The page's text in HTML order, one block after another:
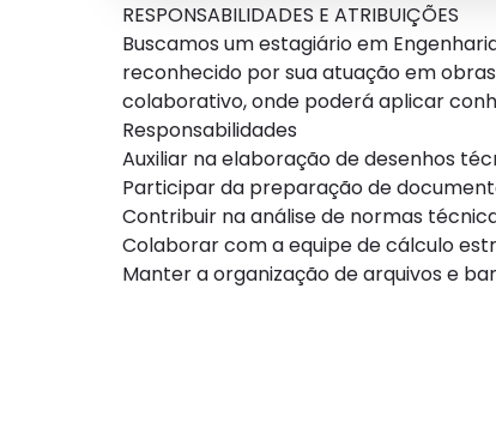
RESPONSABILIDADES E ATRIBUIÇÕES
Buscamos um estagiário em
reconhecido por sua atuação em
colaborativo, onde poderá aplicar
Responsabilidades
Auxiliar na elaboração de desenhos
Participar da preparação de
Contribuir na análise de normas
Colaborar com a equipe de cálculo
Manter a organização de arquivos e